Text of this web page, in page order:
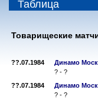
Таблица
Товарищеские
??.07.1984 Динамо
? - ?
??.07.1984
Динамо
? - ?